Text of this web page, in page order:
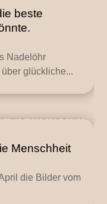
beste
Nadelöhr
glückliche...
Menschheit
die Bilder vom